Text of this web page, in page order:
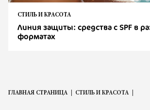
СТИЛЬ И КРАСОТА
Линия защиты: средства с SPF в
форматах
ГЛАВНАЯ СТРАНИЦА СТИЛЬ И КРАСОТА